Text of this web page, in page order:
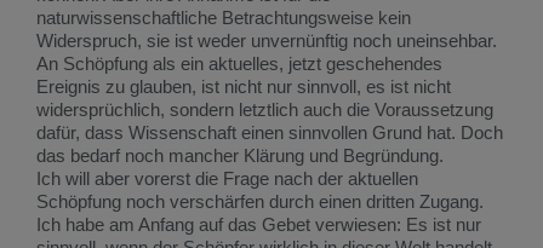
naturwissenschaftliche Betrachtungsweise kein
Widerspruch, sie ist weder unvernünftig noch uneinsehbar.
An Schöpfung als ein aktuelles, jetzt geschehendes
Ereignis zu glauben, ist nicht nur sinnvoll, es ist nicht
widersprüchlich, sondern letztlich auch die Voraussetzung
dafür, dass Wissenschaft einen sinnvollen Grund hat. Doch
das bedarf noch mancher Klärung und Begründung.
Ich will aber vorerst die Frage nach der aktuellen
Schöpfung noch verschärfen durch einen dritten Zugang.
Ich habe am Anfang auf das Gebet verwiesen: Es ist nur